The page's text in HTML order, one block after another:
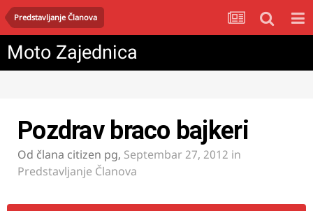
Predstavljanje Članova
Moto Zajednica
Pozdrav braco bajkeri
Od člana citizen pg, Septembar 27, 2012 in
Predstavljanje Članova